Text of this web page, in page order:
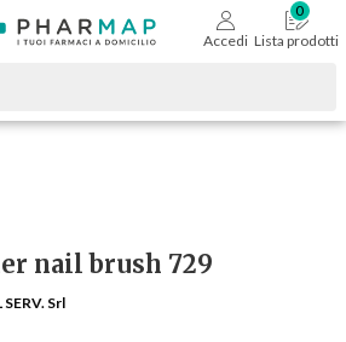
Accedi Lista prodotti
nail brush 729
Srl